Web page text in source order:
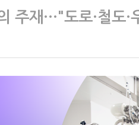
주재…"도로·철도